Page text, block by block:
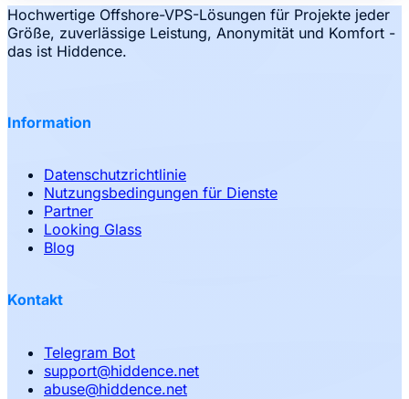
Hochwertige Offshore-VPS-Lösungen für Projekte jeder
Größe, zuverlässige Leistung, Anonymität und Komfort -
das ist Hiddence.
Information
Datenschutzrichtlinie
Nutzungsbedingungen für Dienste
Partner
Looking Glass
Blog
Kontakt
Telegram Bot
support@hiddence.net
abuse@hiddence.net